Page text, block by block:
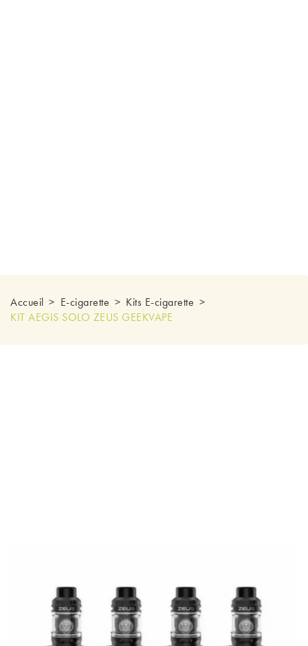
Accueil E-cigarette
Kits E-cigarette
KIT AEGIS SOLO ZEUS GEEKVAPE